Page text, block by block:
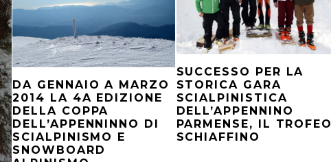
DA GENNAIO A MARZO
2014 LA 4A EDIZIONE
DELLA COPPA
DELL’APPENNINNO DI
SCIALPINISMO E
SNOWBOARD
SUCCESSO PER LA
STORICA GARA
SCIALPINISTICA
DELL’APPENNINO
PARMENSE, IL TROFEO
SCHIAFFINO